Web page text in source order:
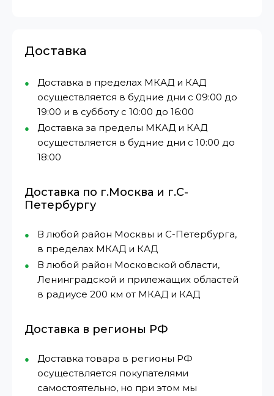
Доставка
Доставка в пределах МКАД и КАД
осуществляется в будние дни с 09:00 до
19:00 и в субботу с 10:00 до 16:00
Доставка за пределы МКАД и КАД
осуществляется в будние дни с 10:00 до
18:00
Доставка по г.Москва и г.С-
Петербургу
В любой район Москвы и С-Петербурга,
в пределах МКАД и КАД
В любой район Московской области,
Ленинградской и прилежащих областей
в радиусе 200 км от МКАД и КАД
Доставка в регионы РФ
Доставка товара в регионы РФ
осуществляется покупателями
самостоятельно, но при этом мы